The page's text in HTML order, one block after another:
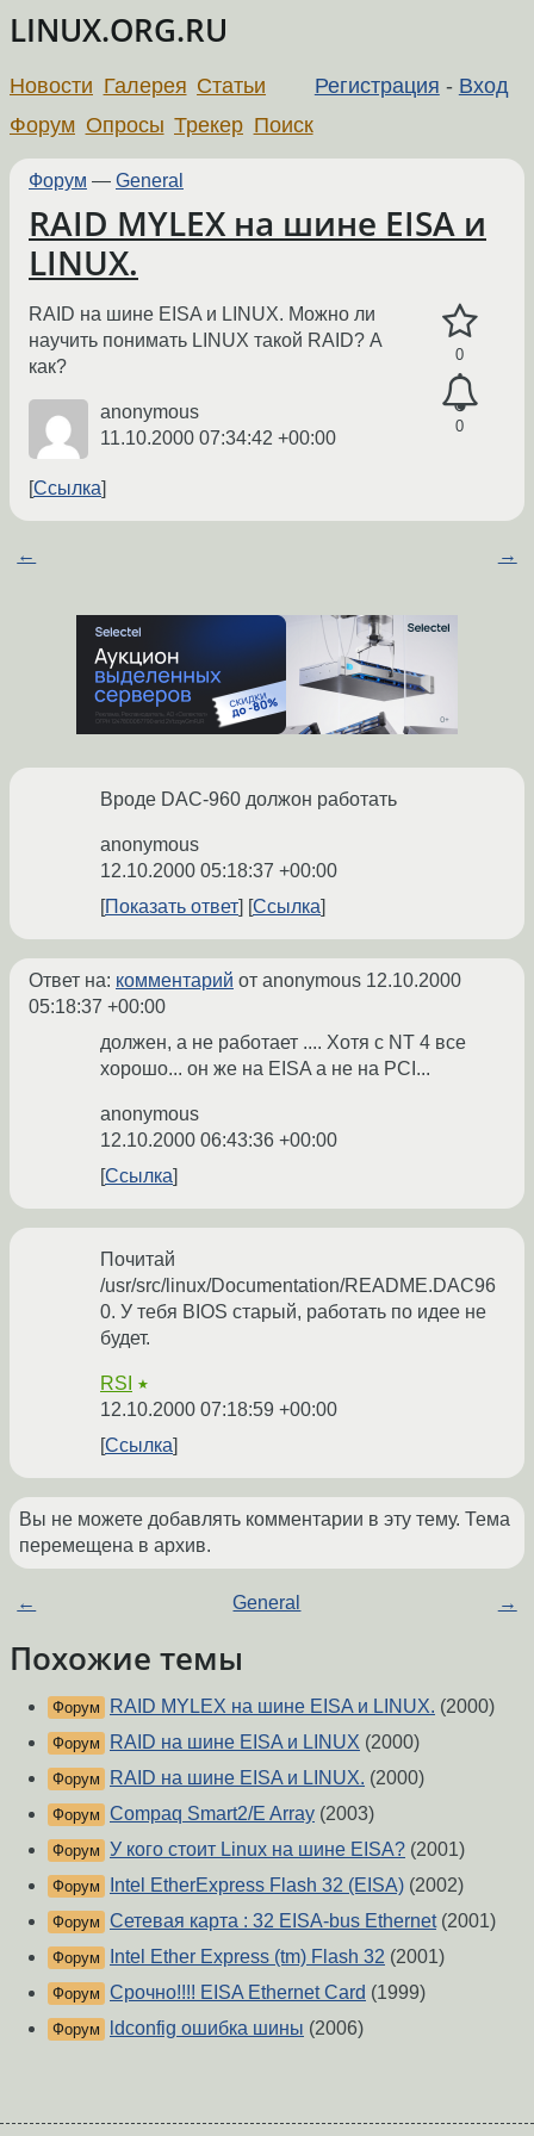
LINUX.ORG.RU
Регистрация - Вход
Новости Галерея Статьи
Форум Опросы Трекер Поиск
Форум — General
RAID MYLEX на шине EISA и
LINUX.
0
0
RAID на шине EISA и LINUX. Можно ли
научить понимать LINUX такой RAID? А
как?
anonymous
11.10.2000 07:34:42 +00:00
Ссылка
← →
Вроде DAC-960 должон работать
anonymous
12.10.2000 05:18:37 +00:00
Показать ответ
Ссылка
Ответ на: комментарий от anonymous 12.10.2000
05:18:37 +00:00
должен, а не работает .... Хотя с NT 4 все
хорошо... он же на EISA а не на PCI...
anonymous
12.10.2000 06:43:36 +00:00
Ссылка
Почитай
/usr/src/linux/Documentation/README.DAC96
0. У тебя BIOS старый, работать по идее не
будет.
RSI ★
12.10.2000 07:18:59 +00:00
Ссылка
Вы не можете добавлять комментарии в эту тему. Тема
перемещена в архив.
← General →
Похожие темы
Форум RAID MYLEX на шине EISA и LINUX. (2000)
Форум RAID на шине EISA и LINUX (2000)
Форум RAID на шине EISA и LINUX. (2000)
Форум Compaq Smart2/E Array (2003)
Форум У кого стоит Linux на шине EISA? (2001)
Форум Intel EtherExpress Flash 32 (EISA) (2002)
Форум Сетевая карта : 32 EISA-bus Ethernet(2001)
Форум Intel Ether Express (tm) Flash 32 (2001)
Форум Срочно!!!! EISA Ethernet Card (1999)
Форум ldconfig ошибка шины (2006)